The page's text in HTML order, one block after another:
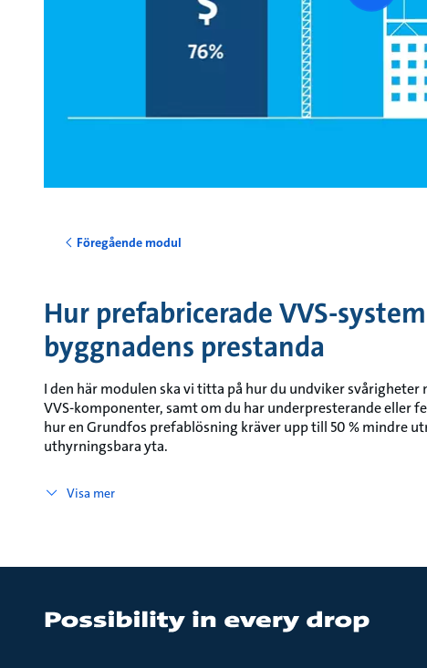
video
Föregående modul
Hur prefabricerade VVS-
byggnadens prestanda
I den här modulen ska vi titta på hur du undviker
VVS-komponenter, samt om du har underpresterande eller
hur en Grundfos prefablösning kräver upp till 50 % mindre
uthyrningsbara yta.
Visa mer